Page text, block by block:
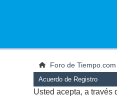
Foro de Tiempo.com
Acuerdo de Registro
Usted acepta, a través